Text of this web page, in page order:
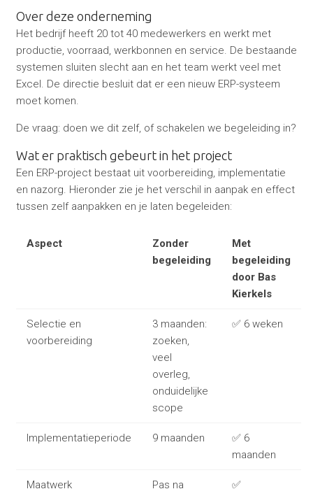
Over deze onderneming
Het bedrijf heeft 20 tot 40 medewerkers en werkt met
productie, voorraad, werkbonnen en service. De bestaande
systemen sluiten slecht aan en het team werkt veel met
Excel. De directie besluit dat er een nieuw ERP-systeem
moet komen.
De vraag: doen we dit zelf, of schakelen we begeleiding in?
Wat er praktisch gebeurt in het project
Een ERP-project bestaat uit voorbereiding, implementatie
en nazorg. Hieronder zie je het verschil in aanpak en effect
tussen zelf aanpakken en je laten begeleiden:
Aspect
Zonder
begeleiding
Met
begeleiding
door Bas
Kierkels
Selectie en
voorbereiding
3 maanden:
zoeken,
veel
overleg,
onduidelijke
scope
✅ 6 weken
Implementatieperiode 9 maanden
✅ 6
maanden
Maatwerk
Pas na
✅